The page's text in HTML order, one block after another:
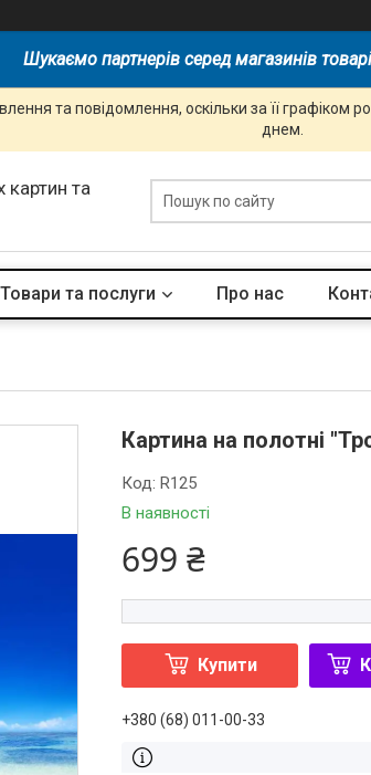
Шукаємо партнерів серед магазинів
та повідомлення, оскільки за її
днем.
картин та
Товари та послуги Про нас
Картина на полотні
В наявності
Код:R125
699 ₴
Купити
+380 (68) 011-00-33